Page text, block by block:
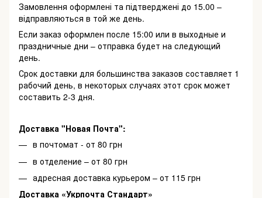
Замовлення оформлені та підтверджені до 15.00 –
відправляються в той же день.
Если заказ оформлен после 15:00 или в выходные и
праздничные дни – отправка будет на следующий
день.
Срок доставки для большинства заказов составляет 1
рабочий день, в некоторых случаях этот срок может
составить 2-3 дня.
Доставка "Новая Почта":
в почтомат - от 80 грн
в отделение – от 80 грн
адресная доставка курьером – от 115 грн
Доставка «Укрпочта Стандарт»